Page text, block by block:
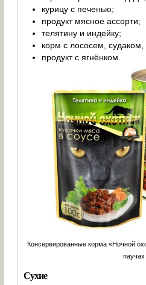
курицу с печенью;
продукт мясное ассорти;
телятину и индейку;
корм с лососем, судаком,
продукт с ягнёнком.
Консервированные корма «Ночной
паучах
Сухие